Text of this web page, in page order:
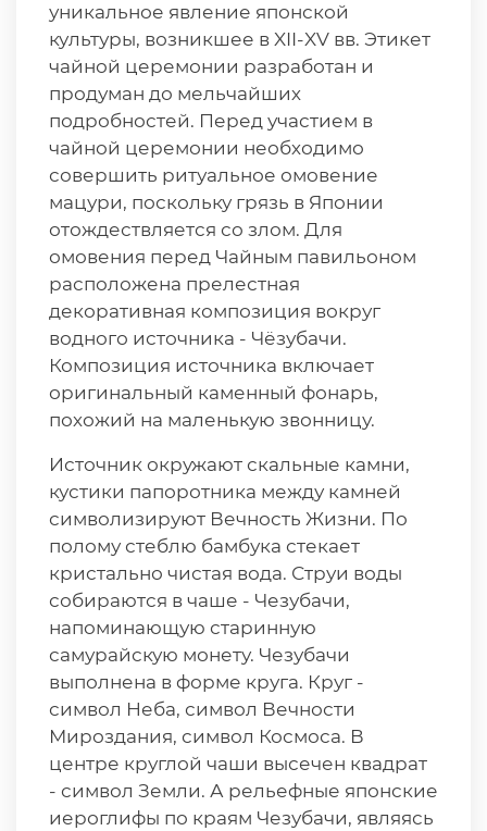
уникальное явление японской
культуры, возникшее в XII-XV вв. Этикет
чайной церемонии разработан и
продуман до мельчайших
подробностей. Перед участием в
чайной церемонии необходимо
совершить ритуальное омовение
мацури, поскольку грязь в Японии
отождествляется со злом. Для
омовения перед Чайным павильоном
расположена прелестная
декоративная композиция вокруг
водного источника - Чёзубачи.
Композиция источника включает
оригинальный каменный фонарь,
похожий на маленькую звонницу.
Источник окружают скальные камни,
кустики папоротника между камней
символизируют Вечность Жизни. По
полому стеблю бамбука стекает
кристально чистая вода. Струи воды
собираются в чаше - Чезубачи,
напоминающую старинную
самурайскую монету. Чезубачи
выполнена в форме круга. Круг -
символ Неба, символ Вечности
Мироздания, символ Космоса. В
центре круглой чаши высечен квадрат
- символ Земли. А рельефные японские
иероглифы по краям Чезубачи, являясь